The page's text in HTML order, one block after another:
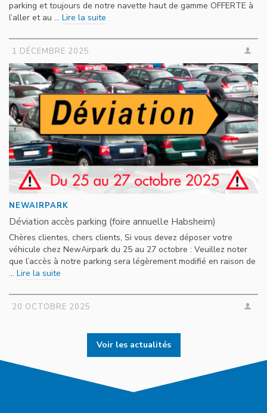
parking et toujours de notre navette haut de gamme OFFERTE à
l’aller et au … Lire la suite
1 DÉCEMBRE 2025
NEWAIRPARK
Déviation accès parking (foire annuelle Habsheim)
Chères clientes, chers clients, Si vous devez déposer votre
véhicule chez NewAirpark du 25 au 27 octobre : Veuillez noter
que l’accès à notre parking sera légèrement modifié en raison de
… Lire la suite
20 OCTOBRE 2025
Voir les actualités